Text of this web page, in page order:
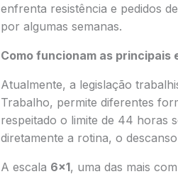
enfrenta resistência e pedidos
por algumas semanas.
Como funcionam as principais
Atualmente, a legislação
Trabalho, permite diferentes
respeitado o limite de 44 horas
diretamente a rotina, o
A escala 6×1, uma das mais